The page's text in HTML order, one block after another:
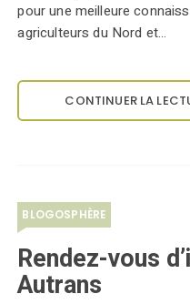
pour une meilleure
agriculteurs du Nord et…
CONTINUER LA
BLOGOSPHÈRE
Rendez-vous
Autrans